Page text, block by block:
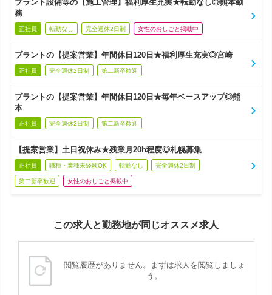
プラント設備等の【施工管理】福利厚生充実★転勤なし◎熊本勤
務
正社員 転勤なし 完全週休2日制 女性のおしごと掲載中
プラントの【提案営業】年間休日120日★福利厚生充実◎宮崎
正社員 完全週休2日制 第二新卒歓迎
プラントの【提案営業】年間休日120日★毎年ベースアップ◎熊
本
正社員 完全週休2日制 第二新卒歓迎
【提案営業】土日祝休み★残業月20h程度◎札幌募集
正社員 職種・業種未経験OK 転勤なし 完全週休2日制
第二新卒歓迎 女性のおしごと掲載中
この求人と勤務地が同じオススメ求人
閲覧履歴がありません。まずは求人を閲覧しましょ
う。